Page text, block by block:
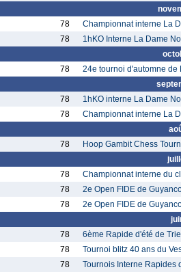
78 Championnat interne La
78 1hKO Interne La Dame
78 24e tournoi d'automne de
78 1hKO interne La Dame
78 Championnat interne La
78 Hoop Gambit Chess
78 Championnat interne du
78 2e Open FIDE de
78 2e Open FIDE de
78 6ème Rapide d'été de
78 Tournoi blitz 40 ans du
78 Tournois Interne Rapides